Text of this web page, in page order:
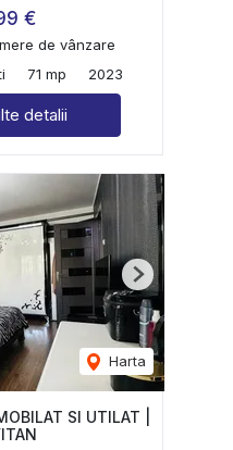
€
de vânzare
71 mp 2023
detalii
Harta
Next
SI UTILAT |